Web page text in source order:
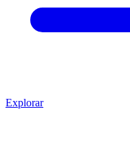
Explorar